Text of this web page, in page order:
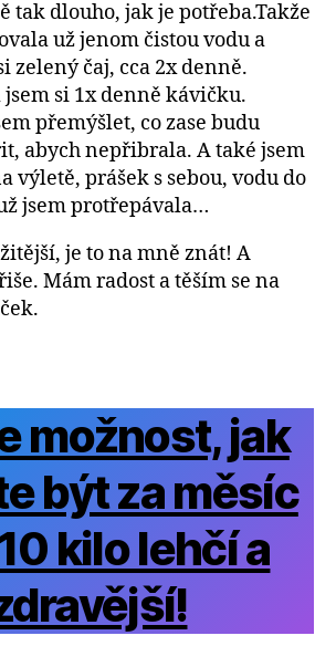
tak dlouho, jak je potřeba.Takže
už jenom čistou vodu a
zelený čaj, cca 2x denně.
si 1x denně kávičku.
přemýšlet, co zase budu
abych nepřibrala. A také jsem
výletě, prášek s sebou, vodu do
jsem protřepávala…
je to na mně znát! A
Mám radost a těším se na
možnost, jak
být za měsíc
kilo lehčí a